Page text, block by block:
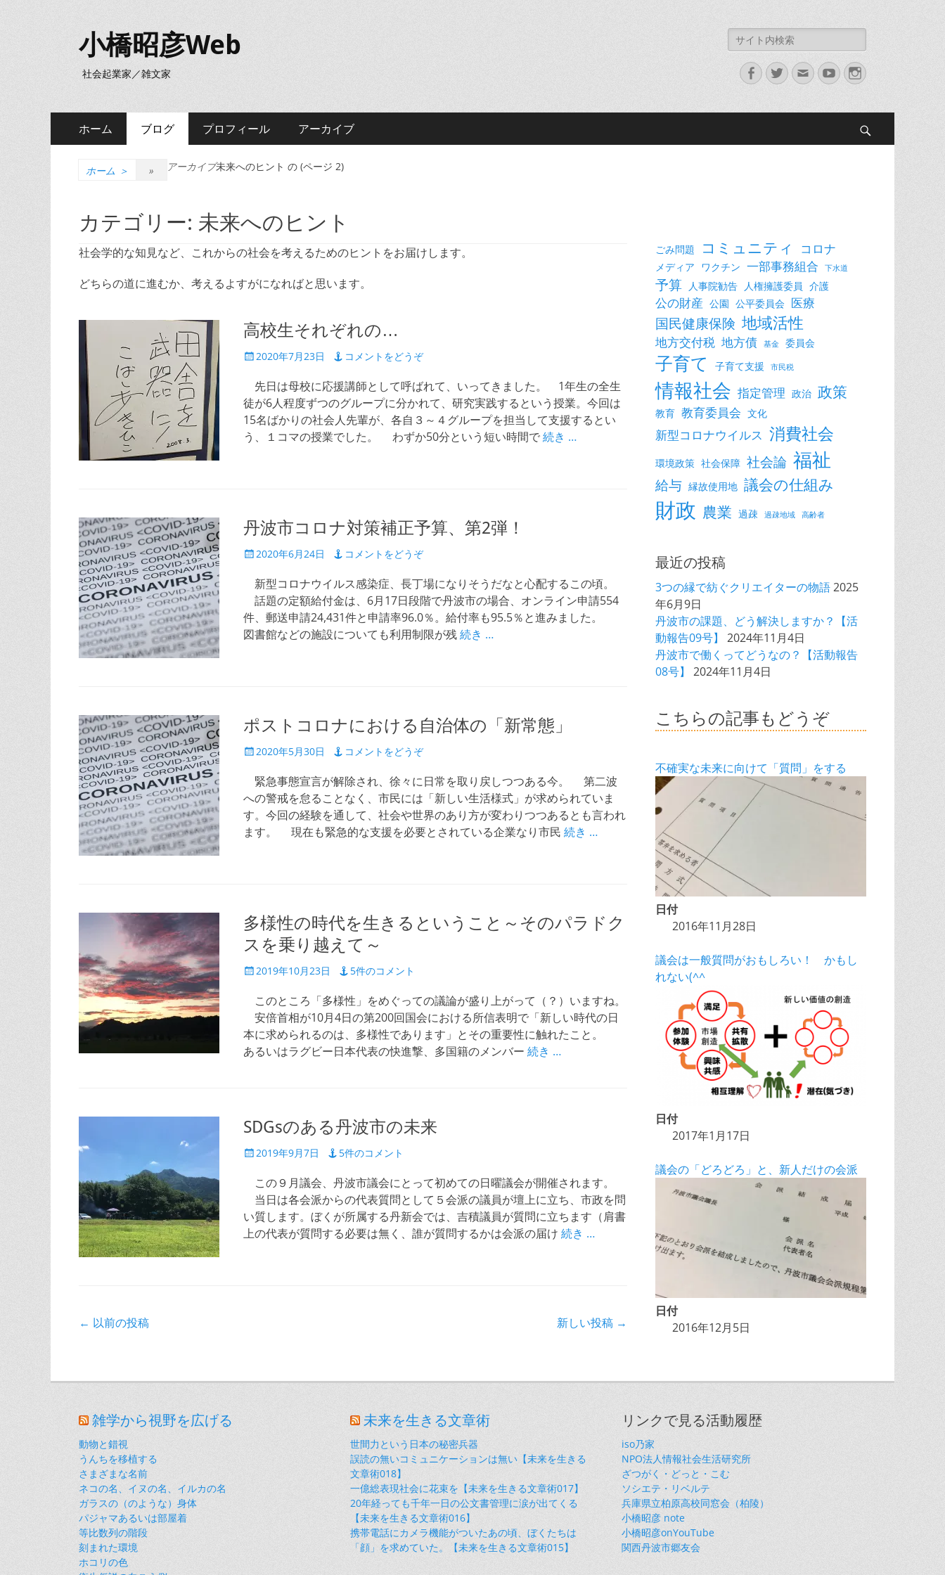
小橋昭彦Web
社会起業家／雑文家
検
索:
Facebook
Twitter
メ
ー
YouTubeInstagram
メ
イ
ニ
ュ
ー
ホーム ブログ プロフィール アーカイブ
ホーム ＞ » 未来へのヒント の
アーカイブ (ページ 2)
カテゴリー: 未来へのヒント
社会学的な知見など、これからの社会を考えるためのヒントをお届けします。
どちらの道に進むか、考えるよすがになればと思います。
高校生それぞれの…
投 2020年7月23日 コメントをどうぞ
先日は母校に応援講師として呼ばれて、いってきました。 1年生の全生
徒が6人程度ずつのグループに分かれて、研究実践するという授業。今回は
15名ばかりの社会人先輩が、各自３～４グループを担当して支援するとい
う、１コマの授業でした。 わずか50分という短い時間で続き …
丹波市コロナ対策補正予算、第2弾！
投 2020年6月24日 コメントをどうぞ
新型コロナウイルス感染症、長丁場になりそうだなと心配するこの頃。
話題の定額給付金は、6月17日段階で丹波市の場合、オンライン申請554
件、郵送申請24,431件と申請率96.0％。給付率も95.5％と進みました。
図書館などの施設についても利用制限が残続き …
ポストコロナにおける自治体の「新常態」
投 2020年5月30日 コメントをどうぞ
緊急事態宣言が解除され、徐々に日常を取り戻しつつある今。 第二波
への警戒を怠ることなく、市民には「新しい生活様式」が求められていま
す。今回の経験を通して、社会や世界のあり方が変わりつつあるとも言われ
ます。 現在も緊急的な支援を必要とされている企業なり市民 続き …
多様性の時代を生きるということ～そのパラドク
スを乗り越えて～
投 2019年10月23日 5件のコメント
このところ「多様性」をめぐっての議論が盛り上がって（？）いますね。
安倍首相が10月4日の第200回国会における所信表明で「新しい時代の日
本に求められるのは、多様性であります」とその重要性に触れたこと。
あるいはラグビー日本代表の快進撃、多国籍のメンバー 続き …
SDGsのある丹波市の未来
投 2019年9月7日 5件のコメント
この９月議会、丹波市議会にとって初めての日曜議会が開催されます。
当日は各会派からの代表質問として５会派の議員が壇上に立ち、市政を問
い質します。ぼくが所属する丹新会では、吉積議員が質問に立ちます（肩書
上の代表が質問する必要は無く、誰が質問するかは会派の届け 続き …
投
ビ
ゲ
ー
シ
ョ
ン
← 以前の投稿 新しい投稿 →
ごみ問題 コミュニティ コロナ
メディア ワクチン 一部事務組合 下水道
予算 人事院勧告 人権擁護委員 介護
公の財産 公園 公平委員会 医療
国民健康保険 地域活性
地方交付税 地方債 基金 委員会
子育て 子育て支援 市民税
情報社会 指定管理 政治 政策
教育 教育委員会 文化
新型コロナウイルス 消費社会
環境政策 社会保障 社会論 福祉
給与 縁故使用地 議会の仕組み
財政 農業 過疎 過疎地域 高齢者
最近の投稿
3つの縁で紡ぐクリエイターの物語2025
年6月9日
丹波市の課題、どう解決しますか？【活
動報告09号】
2024年11月4日
丹波市で働くってどうなの？【活動報告
08号】
2024年11月4日
こちらの記事もどうぞ
不確実な未来に向けて「質問」をする
日付
2016年11月28日
議会は一般質問がおもしろい！ かもし
れない(^^
日付
2017年1月17日
議会の「どろどろ」と、新人だけの会派
日付
2016年12月5日
雑学から視野を広げる
動物と錯視
うんちを移植する
さまざまな名前
ネコの名、イヌの名、イルカの名
ガラスの（のような）身体
パジャマあるいは部屋着
等比数列の階段
刻まれた環境
ホコリの色
未来を生きる文章術
世間力という日本の秘密兵器
誤読の無いコミュニケーションは無い【未来を生きる
文章術018】
一億総表現社会に花束を【未来を生きる文章術017】
20年経っても千年一日の公文書管理に涙が出てくる
【未来を生きる文章術016】
携帯電話にカメラ機能がついたあの頃、ぼくたちは
「顔」を求めていた。【未来を生きる文章術015】
リンクで見る活動履歴
iso乃家
NPO法人情報社会生活研究所
ざつがく・どっと・こむ
ソシエテ・リベルテ
兵庫県立柏原高校同窓会（柏陵）
小橋昭彦 note
小橋昭彦onYouTube
関西丹波市郷友会